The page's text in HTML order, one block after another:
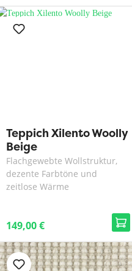
Teppich Xilento Woolly
Beige
Flachgewebte Wollstruktur,
dezente Farbtöne und
zeitlose Wärme
149,00 €